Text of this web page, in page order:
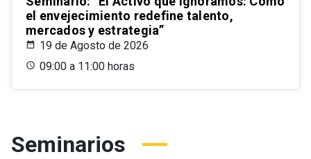
el envejecimiento redefine talento,
mercados y estrategia”
19 de Agosto de 2026
09:00 a 11:00 horas
Seminarios